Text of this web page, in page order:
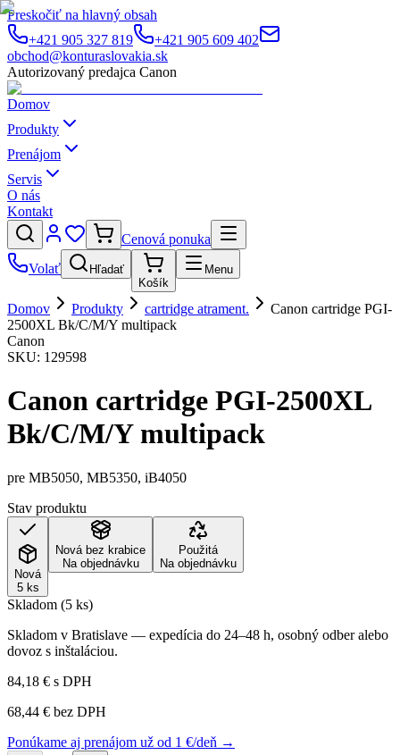
Preskočiť na hlavný obsah
+421 905 327 819
+421 905 609 402
obchod@konturaslovakia.sk
Autorizovaný predajca Canon
Domov
Produkty
Prenájom
Servis
O nás
Kontakt
Cenová ponuka
Volať
Hľadať
Košík
Menu
Domov Produkty cartridge atrament.
Canon cartridge PGI-
2500XL Bk/C/M/Y multipack
Canon
SKU: 129598
Canon cartridge PGI-2500XL
Bk/C/M/Y multipack
pre MB5050, MB5350, iB4050
Stav produktu
Nová
5 ks
Nová bez krabice
Na objednávku
Použitá
Na objednávku
Skladom (5 ks)
Skladom v Bratislave — expedícia do 24–48 h, osobný odber alebo
dovoz s inštaláciou.
84,18 € s DPH
68,44 € bez DPH
Ponúkame aj prenájom už od 1 €/deň →